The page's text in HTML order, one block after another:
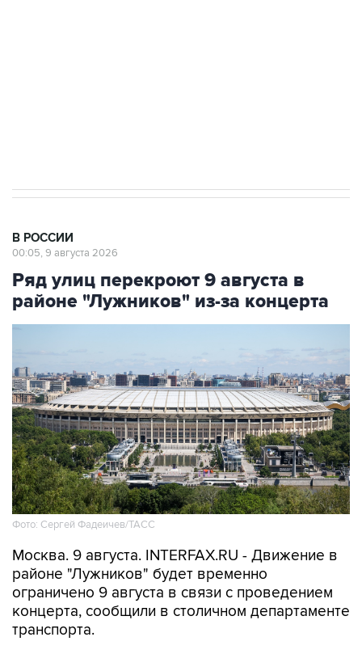
В РОССИИ
00:05, 9 августа 2026
Ряд улиц перекроют 9 августа в
районе "Лужников" из-за концерта
Фото: Сергей Фадеичев/ТАСС
Москва. 9 августа. INTERFAX.RU - Движение в
районе "Лужников" будет временно
ограничено 9 августа в связи с проведением
концерта, сообщили в столичном департаменте
транспорта.